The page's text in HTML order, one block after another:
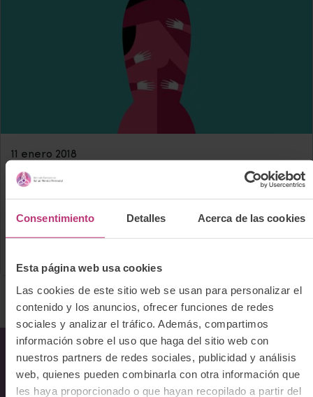
Consentimiento Detalles Acerca de las cookies
Esta página web usa cookies
Las cookies de este sitio web se usan para personalizar el
contenido y los anuncios, ofrecer funciones de redes
sociales y analizar el tráfico. Además, compartimos
información sobre el uso que haga del sitio web con
nuestros partners de redes sociales, publicidad y análisis
web, quienes pueden combinarla con otra información que
les haya proporcionado o que hayan recopilado a partir del
11 enero 2018
Puerperio
Sobre Nosotros